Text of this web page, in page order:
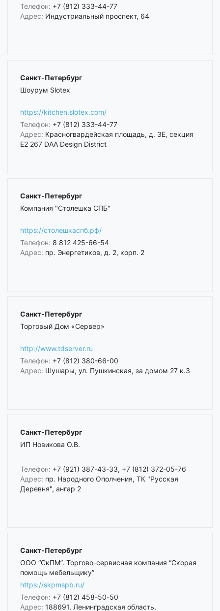
Телефон: +7 (812) 333-44-77
Адрес: Индустриальный проспект, 64
Санкт-Петербург
Шоурум Slotex
https://kitchen.slotex.com/
Телефон: +7 (812) 333-44-77
Адрес: Красногвардейская площадь, д. 3Е, секция
Е2 267 DAA Design District
Санкт-Петербург
Компания "Столешка СПБ"
https://столешкаспб.рф/
Телефон: 8 812 425-66-54
Адрес: пр. Энергетиков, д. 2, корп. 2
Санкт-Петербург
Торговый Дом «Сервер»
http://www.tdserver.ru
Телефон: +7 (812) 380-66-00
Адрес: Шушары, ул. Пушкинская, за домом 27 к.3
Санкт-Петербург
ИП Новикова О.В.
Телефон: +7 (921) 387-43-33, +7 (812) 372-05-76
Адрес: пр. Народного Ополчения, ТК "Русская
Деревня", ангар 2
Санкт-Петербург
ООО “СкПМ”. Торгово-сервисная компания “Скорая
помощь мебельщику”
https://skpmspb.ru/
Телефон: +7 (812) 458-50-50
Адрес: 188691, Ленинградская область,